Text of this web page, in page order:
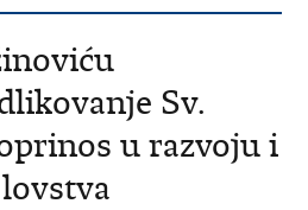
Sv.
u razvoju i